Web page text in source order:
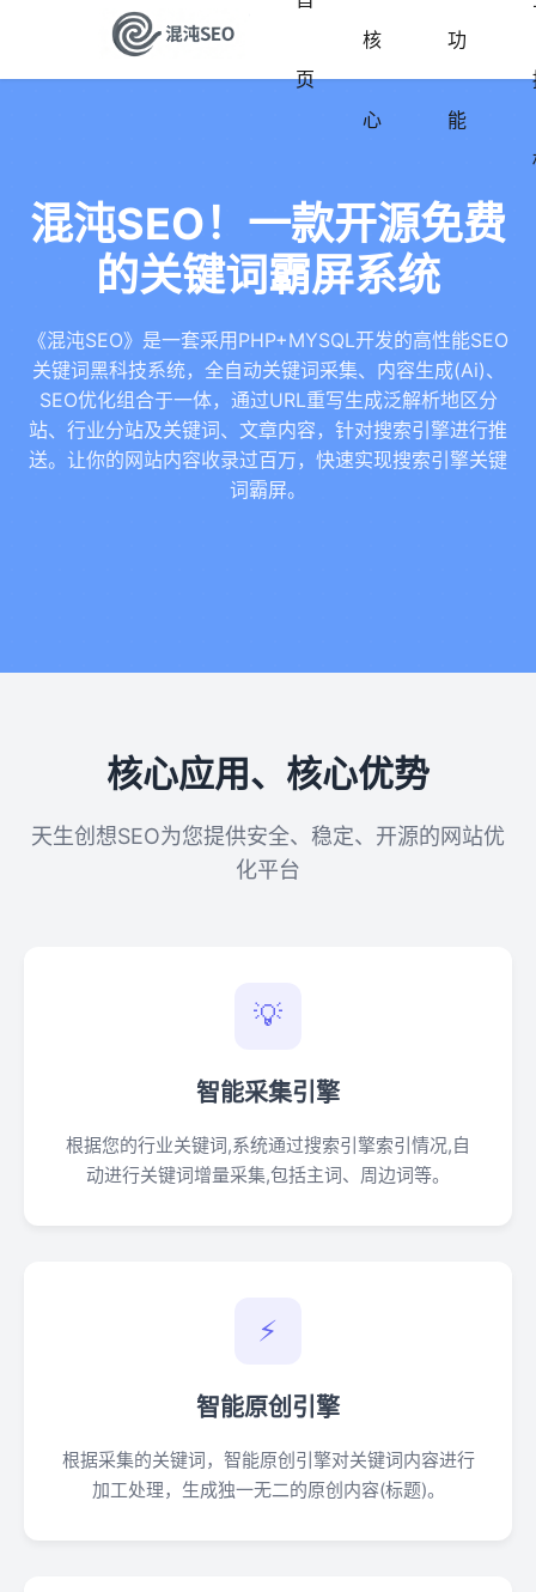
页
核
心
功
能
混沌SEO！一款开源免费
的关键词霸屏系统
《混沌SEO》是一套采用PHP+MYSQL开发的高性能SEO
关键词黑科技系统，全自动关键词采集、内容生成(Ai)、
SEO优化组合于一体，通过URL重写生成泛解析地区分
站、行业分站及关键词、文章内容，针对搜索引擎进行推
送。让你的网站内容收录过百万，快速实现搜索引擎关键
词霸屏。
核心应用、核心优势
天生创想SEO为您提供安全、稳定、开源的网站优
化平台
💡
智能采集引擎
根据您的行业关键词,系统通过搜索引擎索引情况,自
动进行关键词增量采集,包括主词、周边词等。
⚡
智能原创引擎
根据采集的关键词，智能原创引擎对关键词内容进行
加工处理，生成独一无二的原创内容(标题)。